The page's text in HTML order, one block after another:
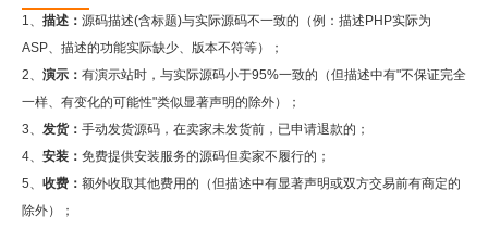
1、 描述： 源码描述(含标题)与实际源码不一致的（例：描述PHP实际为
ASP、描述的功能实际缺少、版本不符等）；
2、 演示： 有演示站时，与实际源码小于95%一致的（但描述中有"不保证完全
一样、有变化的可能性"类似显著声明的除外）；
3、 发货： 手动发货源码，在卖家未发货前，已申请退款的；
4、 安装： 免费提供安装服务的源码但卖家不履行的；
5、 收费： 额外收取其他费用的（但描述中有显著声明或双方交易前有商定的
除外）；